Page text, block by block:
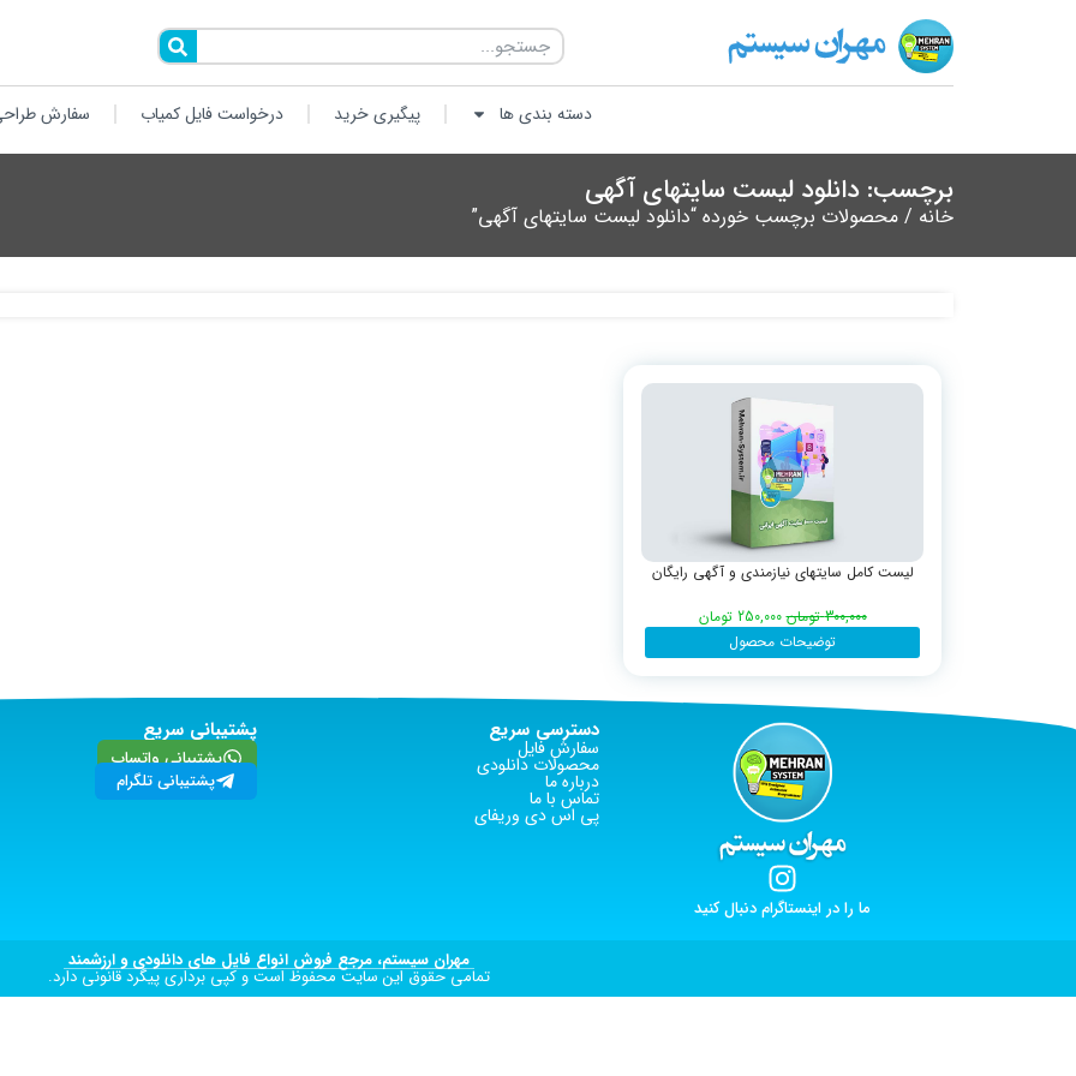
دسته بندی ها پیگیری خرید درخواست فایل کمیاب سفارش
برچسب: دانلود لیست سایتهای آگهی
خانه / محصولات برچسب خورده “دانلود لیست سایتهای آگهی”
لیست کامل سایتهای نیازمندی و آگهی رایگان
300,000 تومان 250,000 تومان
توضیحات محصول
ما را در اینستاگرام دنبال کنید
دسترسی سریع
سفارش فایل
محصولات دانلودی
درباره ما
تماس با ما
پی اس دی وریفای
پشتیبانی سریع
پشتیبانی واتساپ
پشتیبانی تلگرام
مهران سیستم، مرجع فروش انواع فایل های دانلودی و ارزشمند
تمامی حقوق این سایت محفوظ است و کپی برداری پیگرد قانونی دارد.